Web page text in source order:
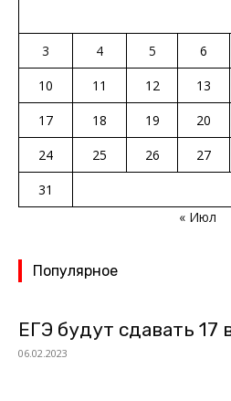
3
4 5 6
10
11 12 13
17
18 19 20
24
25 26 27
31
« Июл
Популярное
ЕГЭ будут сдавать 17
06.02.2023